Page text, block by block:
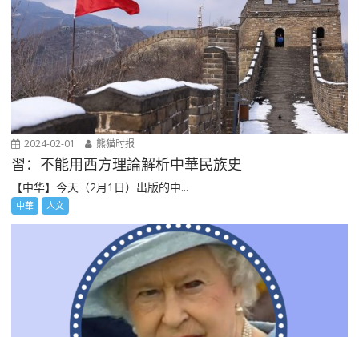
2024-02-01 熊猫时报
習：不能用西方理論解析中華民族史
【中华】今天（2月1日）出版的中...
中華 人文